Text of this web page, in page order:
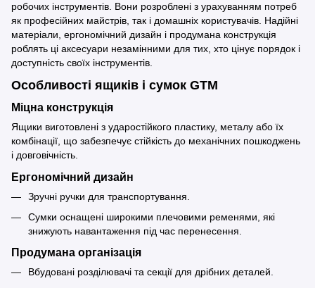
робочих інструментів. Вони розроблені з урахуванням потреб
як професійних майстрів, так і домашніх користувачів. Надійні
матеріали, ергономічний дизайн і продумана конструкція
роблять ці аксесуари незамінними для тих, хто цінує порядок і
доступність своїх інструментів.
Особливості ящиків і сумок GTM
Міцна конструкція
Ящики виготовлені з ударостійкого пластику, металу або їх
комбінації, що забезпечує стійкість до механічних пошкоджень
і довговічність.
Ергономічний дизайн
Зручні ручки для транспортування.
Сумки оснащені широкими плечовими ременями, які
знижують навантаження під час перенесення.
Продумана організація
Вбудовані розділювачі та секції для дрібних деталей.